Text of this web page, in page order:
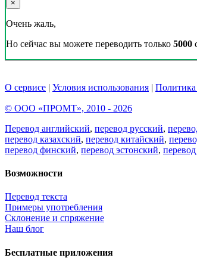
×
Очень жаль,
Но сейчас вы можете переводить только 5000
О сервисе | Условия использования | Политика
© ООО «ПРОМТ», 2010 - 2026
Перевод английский, перевод русский,
перевод казахский, перевод китайский,
перевод финский, перевод эстонский,
Возможности
Перевод текста
Примеры употребления
Склонение и спряжение
Наш блог
Бесплатные приложения